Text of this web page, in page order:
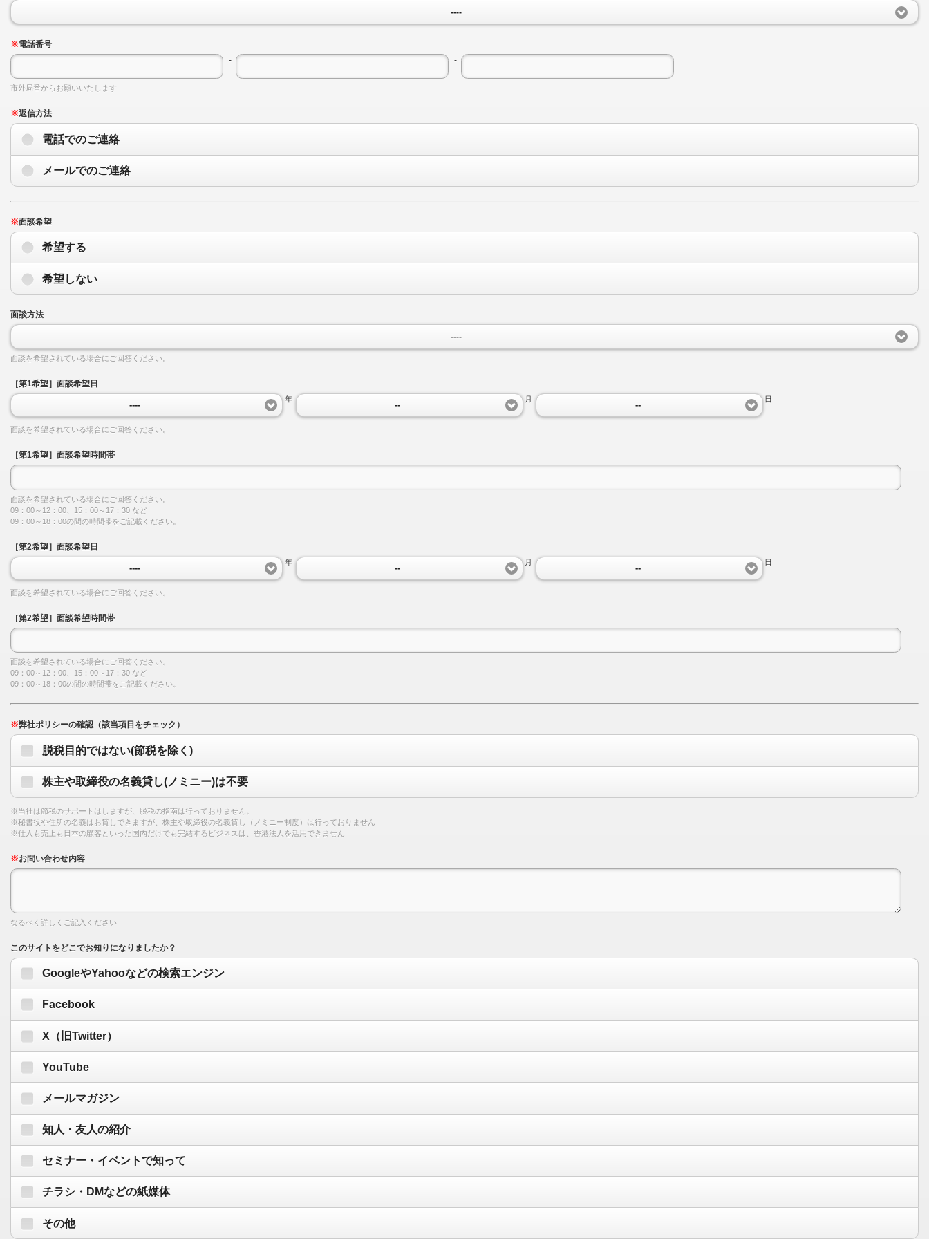
----
※電話番号
-
-
市外局番からお願いいたします
※返信方法
電話でのご連絡
メールでのご連絡
※面談希望
希望する
希望しない
面談方法
----
面談を希望されている場合にご回答ください。
［第1希望］面談希望日
----
年
--
月
--
日
面談を希望されている場合にご回答ください。
［第1希望］面談希望時間帯
面談を希望されている場合にご回答ください。
09：00～12：00、15：00～17：30 など
09：00～18：00の間の時間帯をご記載ください。
［第2希望］面談希望日
----
年
--
月
--
日
面談を希望されている場合にご回答ください。
［第2希望］面談希望時間帯
面談を希望されている場合にご回答ください。
09：00～12：00、15：00～17：30 など
09：00～18：00の間の時間帯をご記載ください。
※弊社ポリシーの確認（該当項目をチェック）
脱税目的ではない(節税を除く)
株主や取締役の名義貸し(ノミニー)は不要
※当社は節税のサポートはしますが、脱税の指南は行っておりません。
※秘書役や住所の名義はお貸しできますが、株主や取締役の名義貸し（ノミニー制度）は行っておりません
※仕入も売上も日本の顧客といった国内だけでも完結するビジネスは、香港法人を活用できません
※お問い合わせ内容
なるべく詳しくご記入ください
このサイトをどこでお知りになりましたか？
GoogleやYahooなどの検索エンジン
Facebook
X（旧Twitter）
YouTube
メールマガジン
知人・友人の紹介
セミナー・イベントで知って
チラシ・DMなどの紙媒体
その他